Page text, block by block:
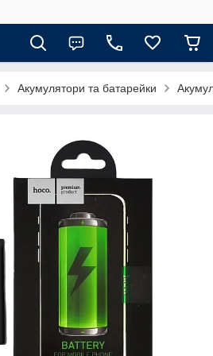
Акумулятори та батарейки